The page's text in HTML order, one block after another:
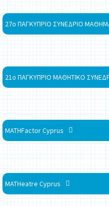
27ο ΠΑΓΚΥΠΡΙΟ ΣΥΝΕΔΡΙΟ
21ο ΠΑΓΚΥΠΡΙΟ ΜΑΘΗΤΙΚΟ
MATHFactor Cyprus
MATHeatre Cyprus